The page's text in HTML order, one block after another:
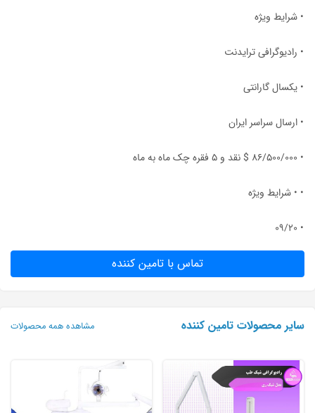
• شرایط ویژه
• رادیوگرافی ترایدنت
• یکسال گارانتی
• ارسال سراسر ایران
• 86/500/000 $ نقد و ۵ فقره چک ماه به ماه
• • شرایط ویژه
• ۰۹/۲۰
تماس با تامین کننده
سایر محصولات تامین کننده مشاهده همه محصولات